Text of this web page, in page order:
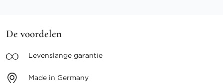
De voordelen
Levenslange garantie
Made in Germany